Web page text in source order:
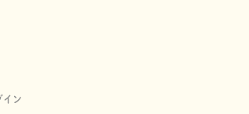
イン